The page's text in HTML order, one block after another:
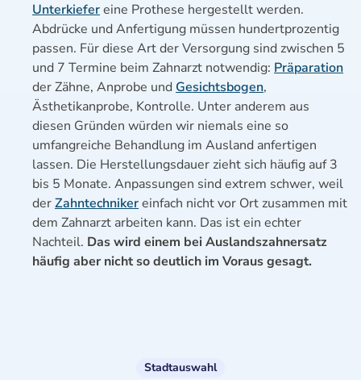
Unterkiefereine Prothese hergestellt werden.
Abdrücke und Anfertigung müssen hundertprozentig
passen. Für diese Art der Versorgung sind zwischen 5
und 7 Termine beim Zahnarzt notwendig: Präparation
der Zähne, Anprobe und Gesichtsbogen,
Ästhetikanprobe, Kontrolle. Unter anderem aus
diesen Gründen würden wir niemals eine so
umfangreiche Behandlung im Ausland anfertigen
lassen. Die Herstellungsdauer zieht sich häufig auf 3
bis 5 Monate. Anpassungen sind extrem schwer, weil
derZahntechnikereinfach nicht vor Ort zusammen mit
dem Zahnarzt arbeiten kann. Das ist ein echter
Nachteil. Das wird einem bei Auslandszahnersatz
häufig aber nicht so deutlich im Voraus gesagt.
Stadtauswahl